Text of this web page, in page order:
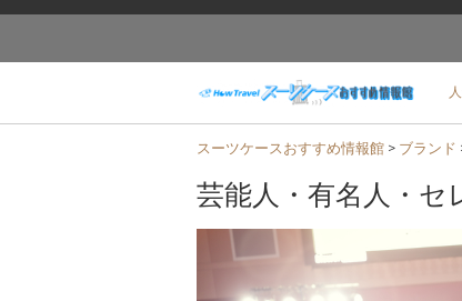
スーツケースおすすめ情報館> ブランド
芸能人・有名人・セ